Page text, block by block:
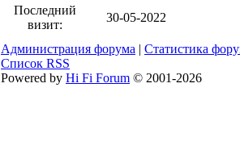
Последний
визит:
30-05-2022
Администрация форума | Статистика
Список RSS
Powered by Hi Fi Forum © 2001-2026